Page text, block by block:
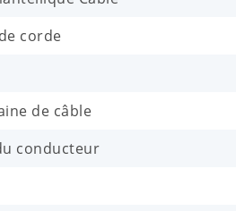
corde
de câble
conducteur